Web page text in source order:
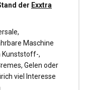
der Exxtra
Maschine
Kunststoff-,
Gelen oder
viel Interesse